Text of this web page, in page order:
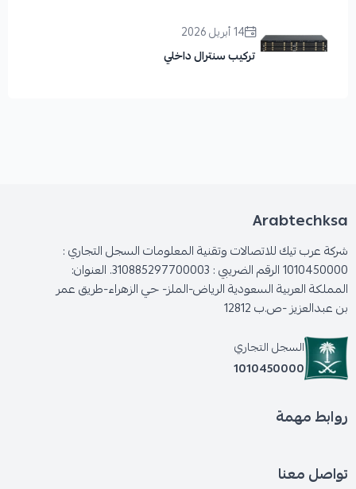
14 أبريل 2026
تركيب سنترال داخلي
Arabtechksa
شركة عرب تيك للاتصالات وتقنية المعلومات السجل التجاري :
1010450000 الرقم الضريبي : 310885297700003. العنوان:
المملكة العربية السعودية الرياض-الملز- حي الزهراء-طريق عمر
بن عبدالعزيز -ص.ب 12812
السجل التجاري
1010450000
روابط مهمة
تواصل معنا